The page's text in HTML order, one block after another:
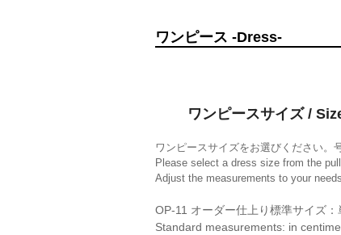
ワンピース -Dress-
ワンピースサイズ /
ワンピースサイズをお選びください。
Please select a dress size from the
Adjust the measurements to your
OP-11 オーダー仕上り標準サイズ：
Standard measurements: in